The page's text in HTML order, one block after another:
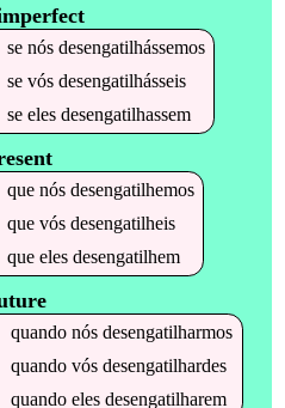
se nós desengatilhássemos
se vós desengatilhásseis
se eles desengatilhassem
que nós desengatilhemos
que vós desengatilheis
que eles desengatilhem
quandonósdesengatilharmos
quandovósdesengatilhardes
quandoelesdesengatilharem